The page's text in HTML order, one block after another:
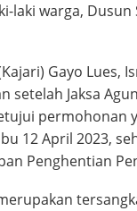
laki warga,
Gayo Lues,
setelah Jaksa
permohonan
12 April 2023,
Penghentian